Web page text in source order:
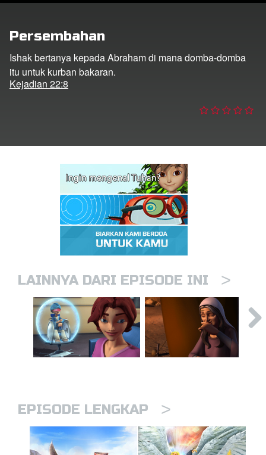
Persembahan
Ishak bertanya kepada Abraham di mana domba-domba
itu untuk kurban bakaran.
Kejadian 22:8
LAINNYA DARI EPISODE INI >
EPISODE LENGKAP >